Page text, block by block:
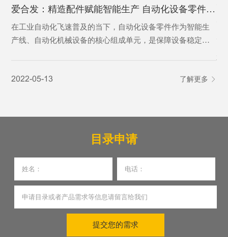
爱合发：精造配件赋能智能生产 自动化设备零件激活智造新动能
在工业自动化飞速普及的当下，自动化设备零件作为智能生
产线、自动化机械设备的核心组成单元，是保障设备稳定运
成自动化输送、加工、分拣、检测等核心工序，是制造业从
2022-05-13 了解更多
目录申请
提交您的需求